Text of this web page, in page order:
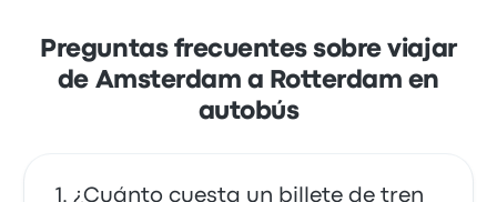
Preguntas frecuentes sobre viajar
de Amsterdam a Rotterdam en
autobús
¿Cuánto cuesta un billete de tren